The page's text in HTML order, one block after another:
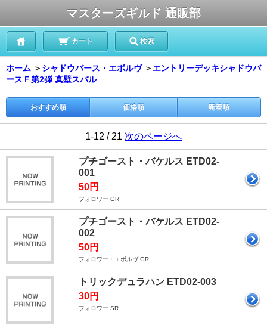
マスターズギルド 通販部
カート 検索
ホーム ＞ シャドウバース・エボルヴ ＞ エントリーデッキシャドウバ
ースＦ第2弾 真壁スバル
おすすめ順 価格順 新着順
1-12 / 21 次のページへ
プチゴースト・バケルス ETD02-
001
50円
フォロワー GR
プチゴースト・バケルス ETD02-
002
50円
フォロワー・エボルヴ GR
トリックデュラハン ETD02-003
30円
フォロワー SR